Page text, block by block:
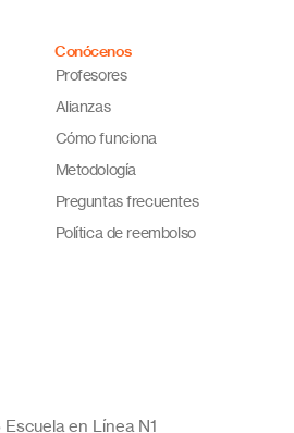
Conócenos
Profesores
Alianzas
Cómo funciona
Metodología
Preguntas frecuentes
Política de reembolso
en Línea N1